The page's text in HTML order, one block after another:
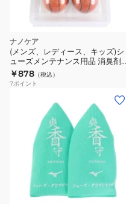
ナノケア
(メンズ、レディース、キッズ)シ
ューズメンテナンス用品 消臭剤
消臭ボール バスケットボール
￥878 （税込）
7ポイント